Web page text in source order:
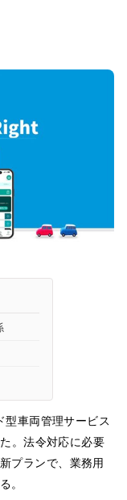
車両管理サービス
。法令対応に必要
プランで、業務用
。